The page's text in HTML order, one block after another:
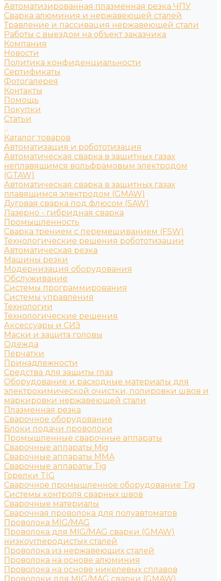
Автоматизированная плазменная резка ЧПУ
Сварка алюминия и нержавеющей сталей
Травление и пассивация нержавеющей стали
Работы с выездом на объект заказчика
Компания
Новости
Политика конфиденциальности
Сертификаты
Фотогалерея
Контакты
Помощь
Покупки
Статьи
...
Каталог товаров
Автоматизация и робототизация
Автоматическая сварка в защитных газах
неплавящимся вольфрамовым электродом
(GTAW)
Автоматическая сварка в защитных газах
плавящимся электродом (GMAW)
Дуговая сварка под флюсом (SAW)
Лазерно - гибридная сварка
Промышленность
Сварка трением с перемешиванием (FSW)
Технологические решения робототизации
Автоматическая резка
Машины резки
Модернизация оборудования
Обслуживание
Системы программирования
Системы управления
Технологии
Технологические решения
Аксессуары и СИЗ
Маски и защита головы
Одежда
Перчатки
Принадлежности
Средства для защиты глаз
Оборудование и расходные материалы для
электрохимической очистки, полировки швов и
маркировки нержавеющей стали
Плазменная резка
Сварочное оборудование
Блоки подачи проволоки
Промышленные сварочные аппараты
Сварочные аппараты Mig
Сварочные аппараты MMA
Сварочные аппараты Tig
Горелки TIG
Сварочное промышленное оборудование Tig
Системы контроля сварных швов
Сварочные материалы
Сварочная проволока для полуавтоматов
Проволока MIG/MAG
Проволока для MIG/MAG сварки (GMAW)
низкоуглеродистых сталей
Проволока из нержавеющих сталей
Проволока на основе алюминия
Проволока на основе никелевых сплавов
Проволоки для MIG/MAG сварки (GMAW)